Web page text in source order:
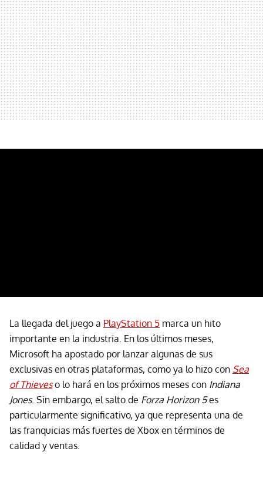
La llegada del juego a PlayStation 5 marca un hito
importante en la industria. En los últimos meses,
Microsoft ha apostado por lanzar algunas de sus
exclusivas en otras plataformas, como ya lo hizo con Sea
of Thieves o lo hará en los próximos meses con Indiana
Jones. Sin embargo, el salto de Forza Horizon 5es
particularmente significativo, ya que representa una de
las franquicias más fuertes de Xbox en términos de
calidad y ventas.